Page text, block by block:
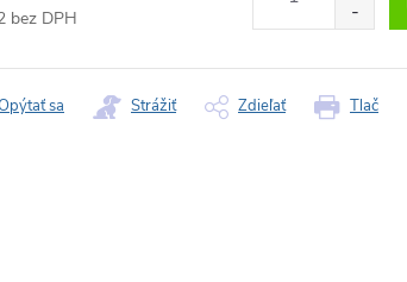
bez DPH
Tlač
sa Strážiť Zdieľať